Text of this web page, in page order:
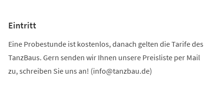
Eintritt
Eine Probestunde ist kostenlos, danach gelten die Tarife des
TanzBaus. Gern senden wir Ihnen unsere Preisliste per Mail
zu, schreiben Sie uns an! (info@tanzbau.de)